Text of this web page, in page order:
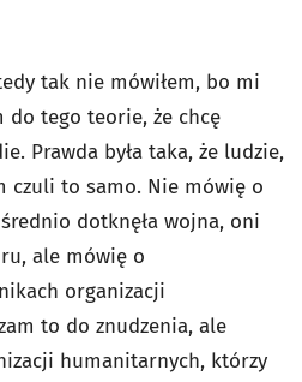
tak nie mówiłem, bo mi
do tego teorie, że chcę
Prawda była taka, że ludzie,
czuli to samo. Nie mówię o
dotknęła wojna, oni
ale mówię o
organizacji
to do znudzenia, ale
humanitarnych, którzy